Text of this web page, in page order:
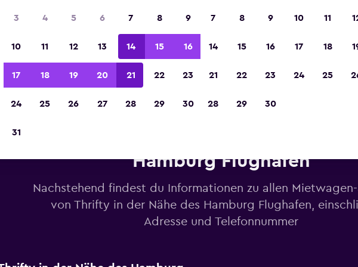
Hamburg Flughafen
Nachstehend findest du Informationen zu allen
von Thrifty in der Nähe des Hamburg Flughafen,
Adresse und Telefonnummer
3 4 5 6 7 8 9
10 11 12 13 14 15 16
17 18 19 20 21 22 23
24 25 26 27 28 29 30
31
7 8 9 10 11
14 15 16 17 18
21 22 23 24 25
28 29 30